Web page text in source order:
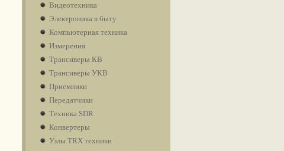
Видеотехника
Электроника в быту
Компьютерная техника
Измерения
Трансиверы КВ
Трансиверы УКВ
Приемники
Передатчики
Техника SDR
Конвертеры
Узлы TRX техники